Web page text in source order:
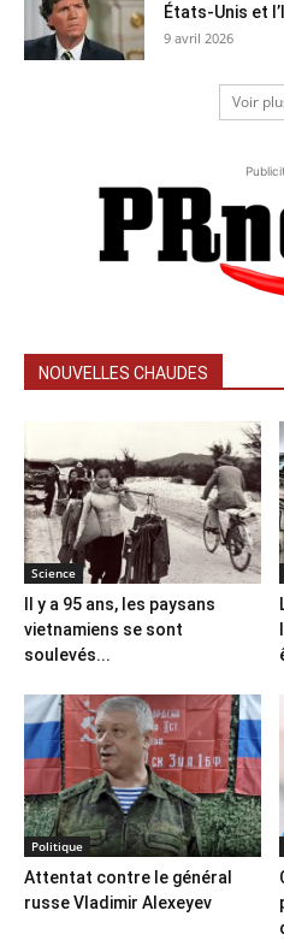
États-Unis et
9 avril 2026
Voir
NOUVELLES CHAUDES
Science
Il y a 95 ans, les paysans
vietnamiens se sont
soulevés...
Politique
Attentat contre le général
russe Vladimir Alexeyev